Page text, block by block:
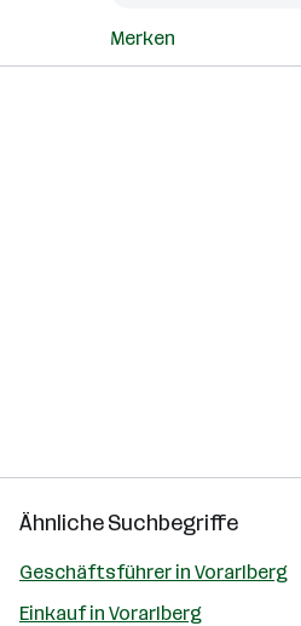
Merken
Ähnliche Suchbegriffe
Geschäftsführer in Vorarlberg
Einkauf in Vorarlberg